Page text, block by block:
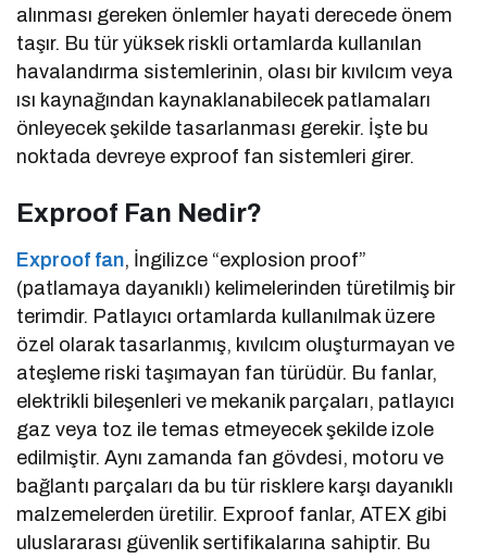
alınması gereken önlemler hayati derecede önem
taşır. Bu tür yüksek riskli ortamlarda kullanılan
havalandırma sistemlerinin, olası bir kıvılcım veya
ısı kaynağından kaynaklanabilecek patlamaları
önleyecek şekilde tasarlanması gerekir. İşte bu
noktada devreye exproof fan sistemleri girer.
Exproof Fan Nedir?
Exproof fan, İngilizce “explosion proof”
(patlamaya dayanıklı) kelimelerinden türetilmiş bir
terimdir. Patlayıcı ortamlarda kullanılmak üzere
özel olarak tasarlanmış, kıvılcım oluşturmayan ve
ateşleme riski taşımayan fan türüdür. Bu fanlar,
elektrikli bileşenleri ve mekanik parçaları, patlayıcı
gaz veya toz ile temas etmeyecek şekilde izole
edilmiştir. Aynı zamanda fan gövdesi, motoru ve
bağlantı parçaları da bu tür risklere karşı dayanıklı
malzemelerden üretilir. Exproof fanlar, ATEX gibi
uluslararası güvenlik sertifikalarına sahiptir. Bu